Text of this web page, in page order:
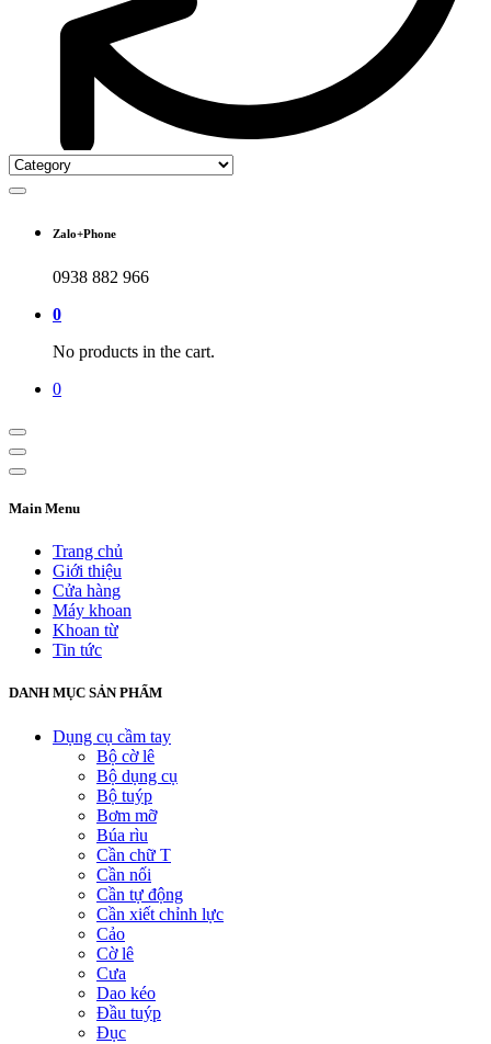
Zalo+Phone
0938 882 966
0
No products in the cart.
0
Main Menu
Trang chủ
Giới thiệu
Cửa hàng
Máy khoan
Khoan từ
Tin tức
DANH MỤC SẢN PHẨM
Dụng cụ cầm tay
Bộ cờ lê
Bộ dụng cụ
Bộ tuýp
Bơm mỡ
Búa rìu
Cần chữ T
Cần nối
Cần tự động
Cần xiết chỉnh lực
Cảo
Cờ lê
Cưa
Dao kéo
Đầu tuýp
Đục